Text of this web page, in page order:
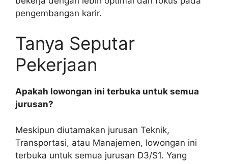
pengembangan karir.
Tanya Seputar
Pekerjaan
Apakah lowongan ini terbuka untuk semua
jurusan?
Meskipun diutamakan jurusan Teknik,
Transportasi, atau Manajemen, lowongan ini
terbuka untuk semua jurusan D3/S1. Yang